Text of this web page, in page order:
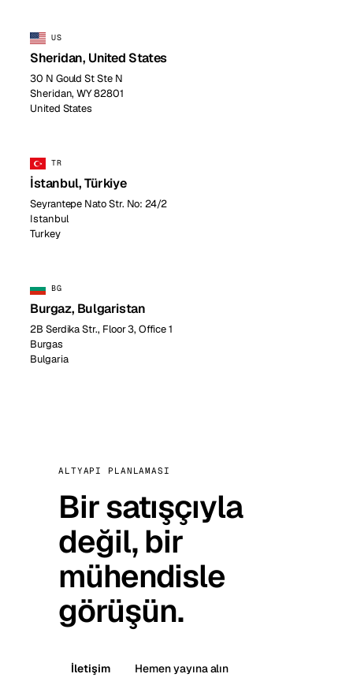
US
Sheridan, United States
30 N Gould St Ste N
Sheridan, WY 82801
United States
TR
İstanbul, Türkiye
Seyrantepe Nato Str. No: 24/2
Istanbul
Turkey
BG
Burgaz, Bulgaristan
2B Serdika Str., Floor 3, Office 1
Burgas
Bulgaria
ALTYAPI PLANLAMASI
Bir satışçıyla
değil, bir
mühendisle
görüşün.
İletişim Hemen yayına alın